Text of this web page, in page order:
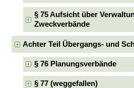
§ 75 Aufsicht über
Zweckverbände
Achter Teil Übergangs- und
§ 76 Planungsverbände
§ 77 (weggefallen)